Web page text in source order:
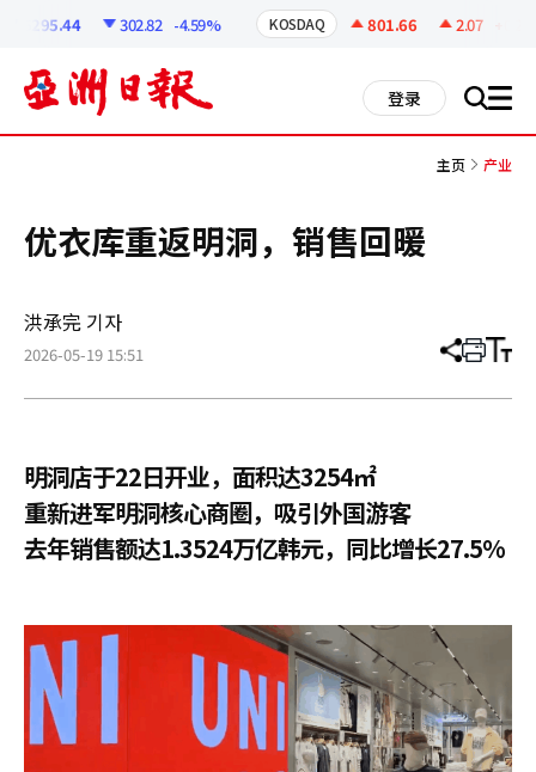
6295.44 302.82 -4.59% KOSDAQ 801.66 2.07 +0.26%
登录 搜 all
主页 产业
优衣库重返明洞，销售回暖
洪承完 기자
2026-05-19 15:51 分
章
打 调
小
明洞店于22日开业，面积达3254㎡
重新进军明洞核心商圈，吸引外国游客
去年销售额达1.3524万亿韩元，同比增长27.5%